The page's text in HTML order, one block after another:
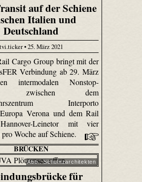
auf der Schiene
Italien und
Deutschland
tvi.ticker • 25. März 2021
Cargo Group bringt mit der
Verbindung ab 29. März
intermodalen Nonstop-
zwischen dem
Interporto
Verona und dem Rail
Leinetor mit vier
Woche auf Schiene.
BRÜCKEN
Abb.: Schulitzarchitekten
für